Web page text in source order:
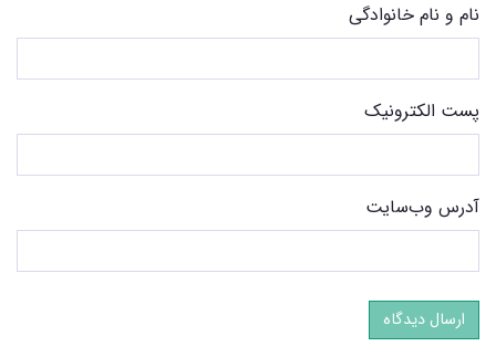
نام و نام خانوادگی
پست الکترونیک
آدرس وب‌سایت
ارسال دیدگاه